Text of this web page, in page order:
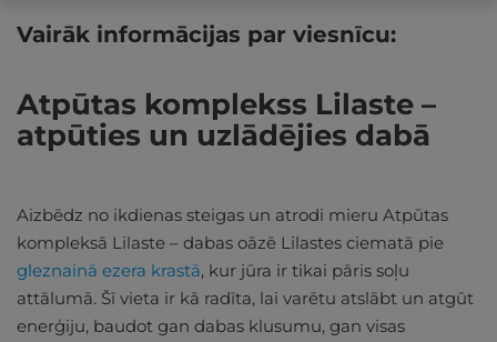
Vairāk informācijas par viesnīcu:
Atpūtas komplekss Lilaste –
atpūties un uzlādējies dabā
Aizbēdz no ikdienas steigas un atrodi mieru Atpūtas
kompleksā Lilaste – dabas oāzē Lilastes ciematā pie
gleznainā ezera krastā, kur jūra ir tikai pāris soļu
attālumā. Šī vieta ir kā radīta, lai varētu atslābt un atgūt
enerģiju, baudot gan dabas klusumu, gan visas